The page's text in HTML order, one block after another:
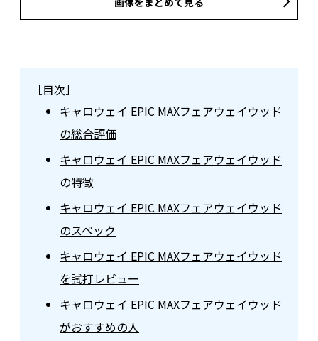
［目次］
キャロウェイ EPIC MAXフェアウェイウッド
の総合評価
キャロウェイ EPIC MAXフェアウェイウッド
の特徴
キャロウェイ EPIC MAXフェアウェイウッド
のスペック
キャロウェイ EPIC MAXフェアウェイウッド
を試打レビュー
キャロウェイ EPIC MAXフェアウェイウッド
がおすすめの人